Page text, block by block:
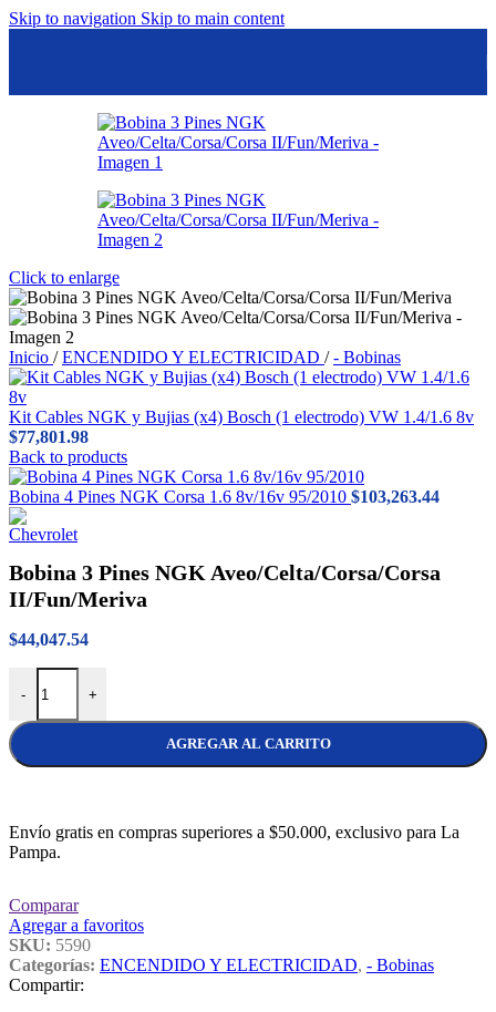
Skip to navigation Skip to main content
Click to enlarge
Inicio / ENCENDIDO Y ELECTRICIDAD / - Bobinas
Kit Cables NGK y Bujias (x4) Bosch (1 electrodo) VW 1.4/1.6 8v
$77,801.98
Back to products
Bobina 4 Pines NGK Corsa 1.6 8v/16v 95/2010 $103,263.44
Bobina 3 Pines NGK Aveo/Celta/Corsa/Corsa
II/Fun/Meriva
$44,047.54
-
Bobina 3 Pines NGK Aveo/Celta/Corsa/Corsa II/Fun/Meriva cantidad
+
AGREGAR AL CARRITO
Envío gratis en compras superiores a $50.000, exclusivo para La
Pampa.
Comparar
Agregar a favoritos
SKU: 5590
Categorías: ENCENDIDO Y ELECTRICIDAD, - Bobinas
Compartir: